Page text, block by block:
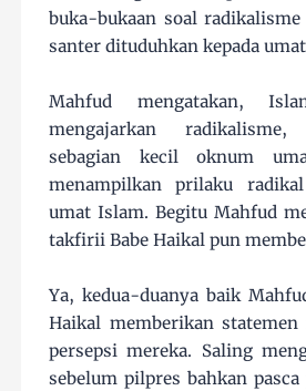
buka-bukaan soal radikalisme
santer dituduhkan kepada
Mahfud mengatakan,
mengajarkan
sebagian kecil oknum
menampilkan prilaku
umat Islam. Begitu Mahfud
takfirii Babe Haikal pun
Ya, kedua-duanya baik
Haikal memberikan
persepsi mereka. Saling
sebelum pilpres bahkan